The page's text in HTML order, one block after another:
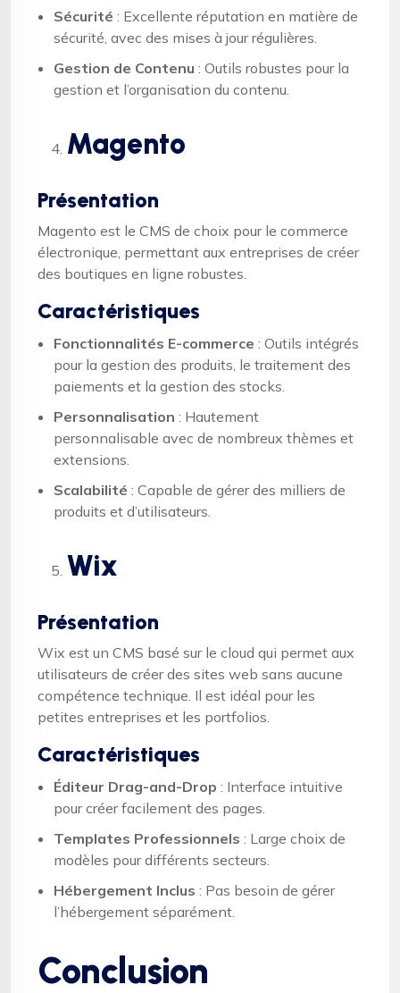
Sécurité : Excellente réputation en matière de
sécurité, avec des mises à jour régulières.
Gestion de Contenu : Outils robustes pour la
gestion et l’organisation du contenu.
Magento
Présentation
Magento est le CMS de choix pour le commerce
électronique, permettant aux entreprises de créer
des boutiques en ligne robustes.
Caractéristiques
Fonctionnalités E-commerce : Outils intégrés
pour la gestion des produits, le traitement des
paiements et la gestion des stocks.
Personnalisation : Hautement
personnalisable avec de nombreux thèmes et
extensions.
Scalabilité : Capable de gérer des milliers de
produits et d’utilisateurs.
Wix
Présentation
Wix est un CMS basé sur le cloud qui permet aux
utilisateurs de créer des sites web sans aucune
compétence technique. Il est idéal pour les
petites entreprises et les portfolios.
Caractéristiques
Éditeur Drag-and-Drop : Interface intuitive
pour créer facilement des pages.
Templates Professionnels : Large choix de
modèles pour différents secteurs.
Hébergement Inclus : Pas besoin de gérer
l’hébergement séparément.
Conclusion